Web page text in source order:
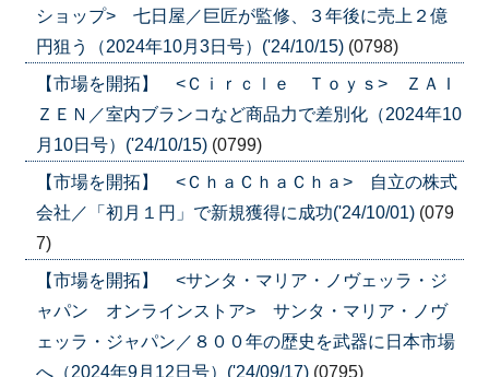
ショップ> 七日屋／巨匠が監修、３年後に売上２億
円狙う（2024年10月3日号）('24/10/15) (0798)
【市場を開拓】 <Ｃｉｒｃｌｅ Ｔｏｙｓ> ＺＡＩ
ＺＥＮ／室内ブランコなど商品力で差別化（2024年10
月10日号）('24/10/15) (0799)
【市場を開拓】 <ＣｈａＣｈａＣｈａ> 自立の株式
会社／「初月１円」で新規獲得に成功('24/10/01) (079
7)
【市場を開拓】 <サンタ・マリア・ノヴェッラ・ジ
ャパン オンラインストア> サンタ・マリア・ノヴ
ェッラ・ジャパン／８００年の歴史を武器に日本市場
へ（2024年9月12日号）('24/09/17) (0795)